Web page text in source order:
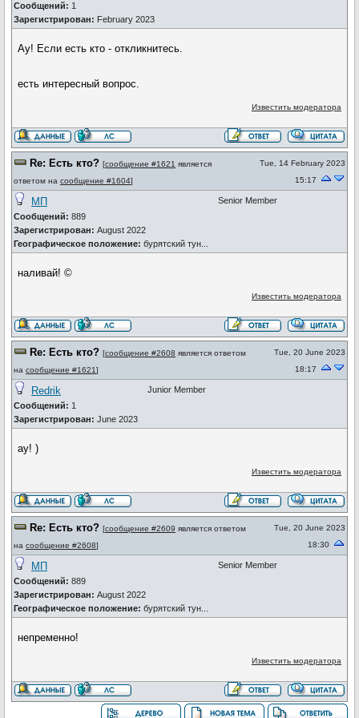
Сообщений: 1
Зарегистрирован: February 2023
Ау! Если есть кто - откликнитесь.
есть интересный вопрос.
Известить модератора
Re: Есть кто? [сообщение #1621 является
ответом на сообщение #1604]
Tue, 14 February 2023
15:17
МП
Сообщений: 889
Зарегистрирован: August 2022
Географическое положение: бурятский тун...
Senior Member
наливай! ©
Известить модератора
Re: Есть кто? [сообщение #2608 является ответом
на сообщение #1621]
Tue, 20 June 2023
18:17
Redrik
Сообщений: 1
Зарегистрирован: June 2023
Junior Member
ау! )
Известить модератора
Re: Есть кто? [сообщение #2609 является ответом
на сообщение #2608]
Tue, 20 June 2023
18:30
МП
Сообщений: 889
Зарегистрирован: August 2022
Географическое положение: бурятский тун...
Senior Member
непременно!
Известить модератора